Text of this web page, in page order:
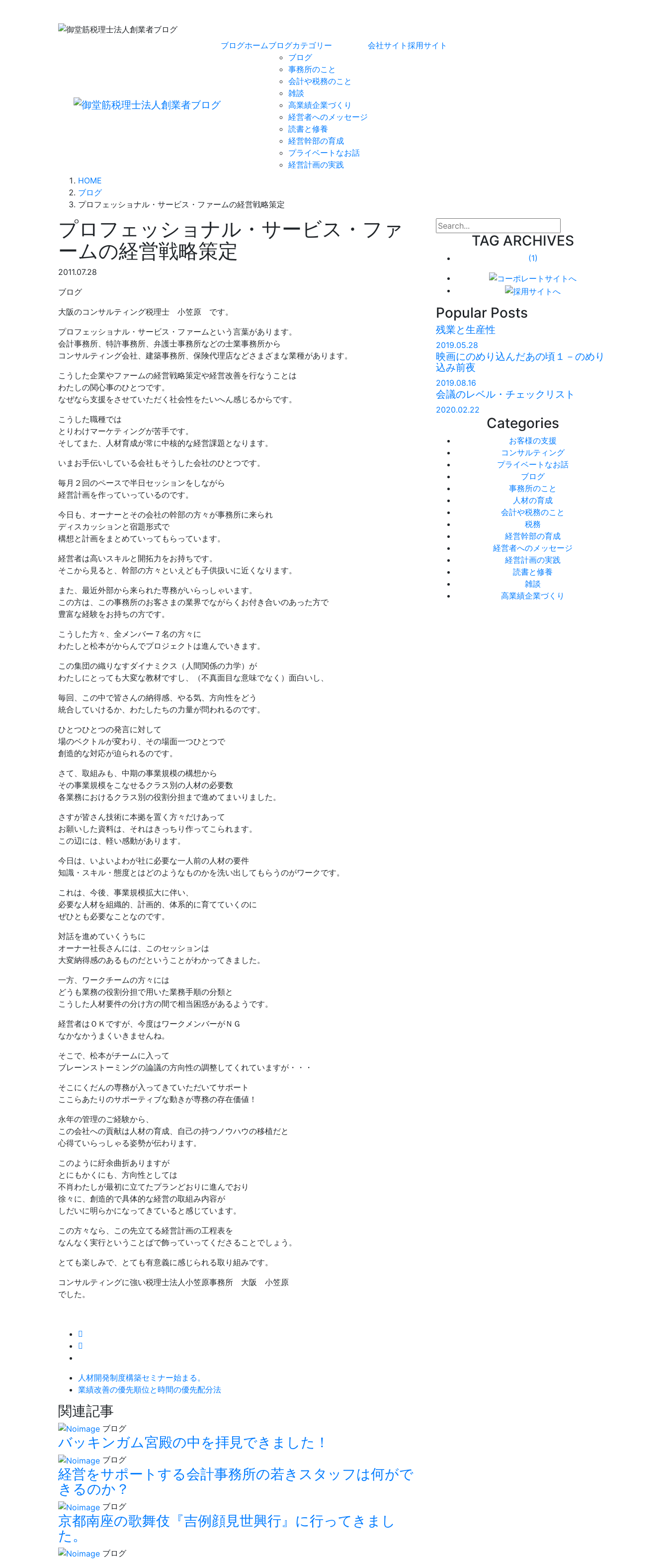
ブログホームブログカテゴリー
ブログ
事務所のこと
会計や税務のこと
雑談
高業績企業づくり
経営者へのメッセージ
読書と修養
経営幹部の育成
プライベートなお話
経営計画の実践
会社サイト 採用サイト
HOME
ブログ
プロフェッショナル・サービス・ファームの経営戦略策定
プロフェッショナル・サービス・ファ
ームの経営戦略策定
2011.07.28
ブログ
大阪のコンサルティング税理士 小笠原 です。
プロフェッショナル・サービス・ファームという言葉があります。
会計事務所、特許事務所、弁護士事務所などの士業事務所から
コンサルティング会社、建築事務所、保険代理店などさまざまな業種があります。
こうした企業やファームの経営戦略策定や経営改善を行なうことは
わたしの関心事のひとつです。
なぜなら支援をさせていただく社会性をたいへん感じるからです。
こうした職種では
とりわけマーケティングが苦手です。
そしてまた、人材育成が常に中核的な経営課題となります。
いまお手伝いしている会社もそうした会社のひとつです。
毎月２回のペースで半日セッションをしながら
経営計画を作っていっているのです。
今日も、オーナーとその会社の幹部の方々が事務所に来られ
ディスカッションと宿題形式で
構想と計画をまとめていってもらっています。
経営者は高いスキルと開拓力をお持ちです。
そこから見ると、幹部の方々といえども子供扱いに近くなります。
また、最近外部から来られた専務がいらっしゃいます。
この方は、この事務所のお客さまの業界でながらくお付き合いのあった方で
豊富な経験をお持ちの方です。
こうした方々、全メンバー７名の方々に
わたしと松本がからんでプロジェクトは進んでいきます。
この集団の織りなすダイナミクス（人間関係の力学）が
わたしにとっても大変な教材ですし、（不真面目な意味でなく）面白いし、
毎回、この中で皆さんの納得感、やる気、方向性をどう
統合していけるか、わたしたちの力量が問われるのです。
ひとつひとつの発言に対して
場のベクトルが変わり、その場面一つひとつで
創造的な対応が迫られるのです。
さて、取組みも、中期の事業規模の構想から
その事業規模をこなせるクラス別の人材の必要数
各業務におけるクラス別の役割分担まで進めてまいりました。
さすが皆さん技術に本拠を置く方々だけあって
お願いした資料は、それはきっちり作ってこられます。
この辺には、軽い感動があります。
今日は、いよいよわが社に必要な一人前の人材の要件
知識・スキル・態度とはどのようなものかを洗い出してもらうのがワークです。
これは、今後、事業規模拡大に伴い、
必要な人材を組織的、計画的、体系的に育てていくのに
ぜひとも必要なことなのです。
対話を進めていくうちに
オーナー社長さんには、このセッションは
大変納得感のあるものだということがわかってきました。
一方、ワークチームの方々には
どうも業務の役割分担で用いた業務手順の分類と
こうした人材要件の分け方の間で相当困惑があるようです。
経営者はＯＫですが、今度はワークメンバーがＮＧ
なかなかうまくいきませんね。
そこで、松本がチームに入って
ブレーンストーミングの論議の方向性の調整してくれていますが・・・
そこにくだんの専務が入ってきていただいてサポート
ここらあたりのサポーティブな動きが専務の存在価値！
永年の管理のご経験から、
この会社への貢献は人材の育成、自己の持つノウハウの移植だと
心得ていらっしゃる姿勢が伝わります。
このように紆余曲折ありますが
とにもかくにも、方向性としては
不肖わたしが最初に立てたプランどおりに進んでおり
徐々に、創造的で具体的な経営の取組み内容が
しだいに明らかになってきていると感じています。
この方々なら、この先立てる経営計画の工程表を
なんなく実行ということばで飾っていってくださることでしょう。
とても楽しみで、とても有意義に感じられる取り組みです。
コンサルティングに強い税理士法人小笠原事務所 大阪 小笠原
でした。
人材開発制度構築セミナー始まる。
業績改善の優先順位と時間の優先配分法
関連記事
ブログ
バッキンガム宮殿の中を拝見できました！
ブログ
経営をサポートする会計事務所の若きスタッフは何がで
きるのか？
ブログ
京都南座の歌舞伎『吉例顔見世興行』に行ってきまし
た。
ブログ
search
TAG ARCHIVES
(1)
Popular Posts
残業と生産性
2019.05.28
映画にのめり込んだあの頃１－のめり
込み前夜
2019.08.16
会議のレベル・チェックリスト
2020.02.22
Categories
お客様の支援
コンサルティング
プライベートなお話
ブログ
事務所のこと
人材の育成
会計や税務のこと
税務
経営幹部の育成
経営者へのメッセージ
経営計画の実践
読書と修養
雑談
高業績企業づくり